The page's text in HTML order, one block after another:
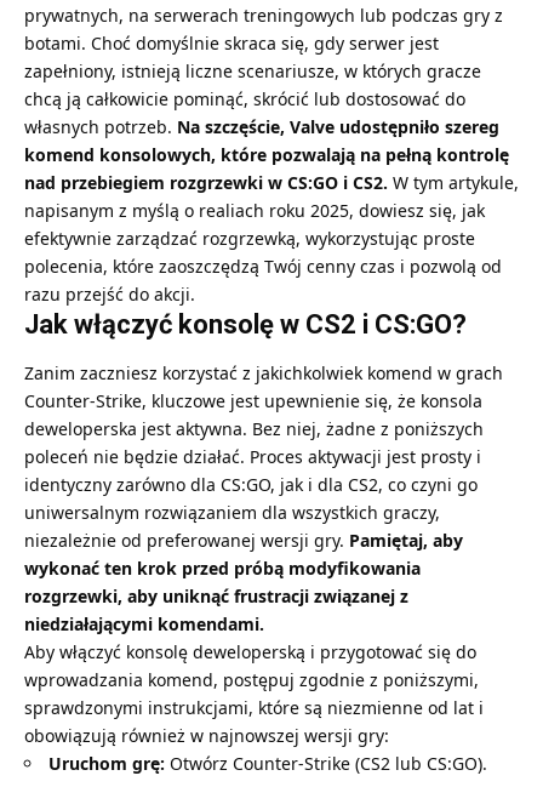
prywatnych, na serwerach treningowych lub podczas gry z
botami. Choć domyślnie skraca się, gdy serwer jest
zapełniony, istnieją liczne scenariusze, w których gracze
chcą ją całkowicie pominąć, skrócić lub dostosować do
własnych potrzeb. Na szczęście, Valve udostępniło szereg
komend konsolowych, które pozwalają na pełną kontrolę
nad przebiegiem rozgrzewki w CS:GO i CS2. W tym artykule,
napisanym z myślą o realiach roku 2025, dowiesz się, jak
efektywnie zarządzać rozgrzewką, wykorzystując proste
polecenia, które zaoszczędzą Twój cenny czas i pozwolą od
razu przejść do akcji.
Jak włączyć konsolę w CS2 i CS:GO?
Zanim zaczniesz korzystać z jakichkolwiek komend w grach
Counter-Strike, kluczowe jest upewnienie się, że konsola
deweloperska jest aktywna. Bez niej, żadne z poniższych
poleceń nie będzie działać. Proces aktywacji jest prosty i
identyczny zarówno dla CS:GO, jak i dla CS2, co czyni go
uniwersalnym rozwiązaniem dla wszystkich graczy,
niezależnie od preferowanej wersji gry. Pamiętaj, aby
wykonać ten krok przed próbą modyfikowania
rozgrzewki, aby uniknąć frustracji związanej z
niedziałającymi komendami.
Aby włączyć konsolę deweloperską i przygotować się do
wprowadzania komend, postępuj zgodnie z poniższymi,
sprawdzonymi instrukcjami, które są niezmienne od lat i
obowiązują również w najnowszej wersji gry:
Uruchom grę: Otwórz Counter-Strike (CS2 lub CS:GO).